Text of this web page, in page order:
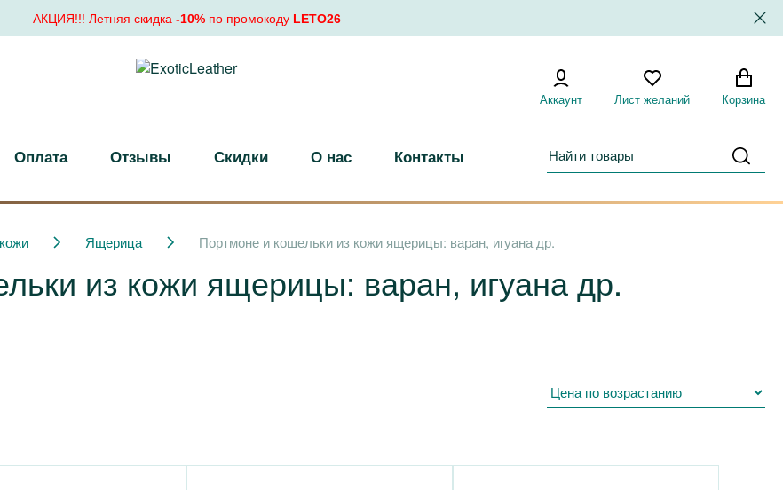
АКЦИЯ!!! Летняя скидка -10%по промокоду LETO26
Аккаунт Лист желаний Корзина
Оплата Отзывы Скидки О нас Контакты
Ящерица Портмоне и кошельки из кожи ящерицы: варан, игуана др.
из кожи ящерицы: варан, игуана др.